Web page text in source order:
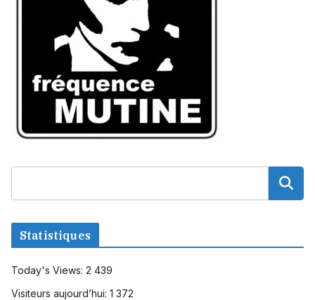
Statistiques
Today's Views: 2 439
Visiteurs aujourd’hui: 1 372